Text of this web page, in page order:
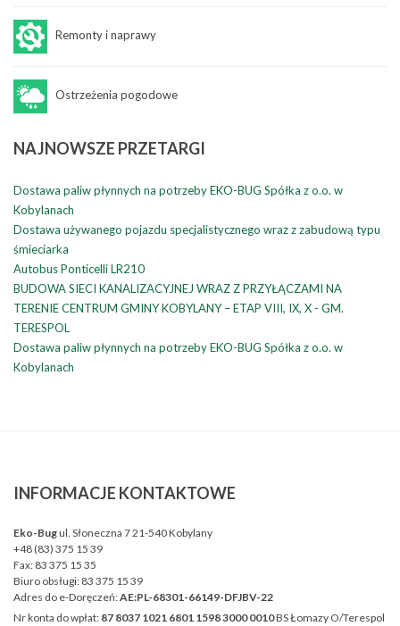
Remonty i naprawy
Ostrzeżenia pogodowe
NAJNOWSZE PRZETARGI
Dostawa paliw płynnych na potrzeby EKO-BUG Spółka z o.o. w
Kobylanach
Dostawa używanego pojazdu specjalistycznego wraz z zabudową typu
śmieciarka
Autobus Ponticelli LR210
BUDOWA SIECI KANALIZACYJNEJ WRAZ Z PRZYŁĄCZAMI NA
TERENIE CENTRUM GMINY KOBYLANY – ETAP VIII, IX, X - GM.
TERESPOL
Dostawa paliw płynnych na potrzeby EKO-BUG Spółka z o.o. w
Kobylanach
INFORMACJE KONTAKTOWE
Eko-Bugul. Słoneczna 7 21-540 Kobylany
+48 (83) 375 15 39
Fax: 83 375 15 35
Biuro obsługi: 83 375 15 39
Adres do e-Doręczeń:AE:PL-68301-66149-DFJBV-22
Nr konta do wpłat: 87 8037 1021 6801 1598 3000 0010BS Łomazy O/Terespol